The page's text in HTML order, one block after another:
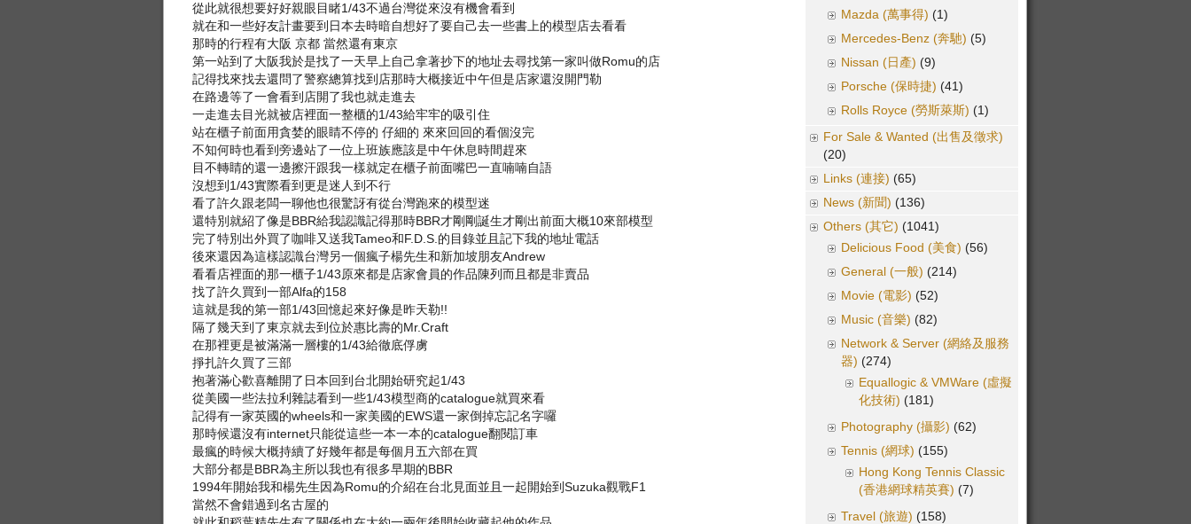
從此就很想要好好親眼目睹1/43不過台灣從來沒有機會看到
就在和一些好友計畫要到日本去時暗自想好了要自己去一些書上的模型店去看看
那時的行程有大阪 京都 當然還有東京
第一站到了大阪我於是找了一天早上自己拿著抄下的地址去尋找第一家叫做Romu的店
記得找來找去還問了警察總算找到店那時大概接近中午但是店家還沒開門勒
在路邊等了一會看到店開了我也就走進去
一走進去目光就被店裡面一整櫃的1/43給牢牢的吸引住
站在櫃子前面用貪婪的眼睛不停的 仔細的 來來回回的看個沒完
不知何時也看到旁邊站了一位上班族應該是中午休息時間趕來
目不轉睛的還一邊擦汗跟我一樣就定在櫃子前面嘴巴一直喃喃自語
沒想到1/43實際看到更是迷人到不行
看了許久跟老闆一聊他也很驚訝有從台灣跑來的模型迷
還特別就紹了像是BBR給我認識記得那時BBR才剛剛誕生才剛出前面大概10來部模型
完了特別出外買了咖啡又送我Tameo和F.D.S.的目錄並且記下我的地址電話
後來還因為這樣認識台灣另一個瘋子楊先生和新加坡朋友Andrew
看看店裡面的那一櫃子1/43原來都是店家會員的作品陳列而且都是非賣品
找了許久買到一部Alfa的158
這就是我的第一部1/43回憶起來好像是昨天勒!!
隔了幾天到了東京就去到位於惠比壽的Mr.Craft
在那裡更是被滿滿一層樓的1/43給徹底俘虜
掙扎許久買了三部
抱著滿心歡喜離開了日本回到台北開始研究起1/43
從美國一些法拉利雜誌看到一些1/43模型商的catalogue就買來看
記得有一家英國的wheels和一家美國的EWS還一家倒掉忘記名字囉
那時候還沒有internet只能從這些一本一本的catalogue翻閱訂車
最瘋的時候大概持續了好幾年都是每個月五六部在買
大部分都是BBR為主所以我也有很多早期的BBR
1994年開始我和楊先生因為Romu的介紹在台北見面並且一起開始到Suzuka觀戰F1
當然不會錯過到名古屋的
Mazda (萬事得) (1)
Mercedes-Benz (奔馳) (5)
Nissan (日產) (9)
Porsche (保時捷) (41)
Rolls Royce (勞斯萊斯) (1)
For Sale & Wanted (出售及徵求)
(20)
Links (連接) (65)
News (新聞) (136)
Others (其它) (1041)
Delicious Food (美食) (56)
General (一般) (214)
Movie (電影) (52)
Music (音樂) (82)
Network & Server (網絡及服務
器) (274)
Equallogic & VMWare (虛擬
化技術) (181)
Photography (攝影) (62)
Tennis (網球) (155)
Hong Kong Tennis Classic
(香港網球精英賽) (7)
Travel (旅遊) (158)